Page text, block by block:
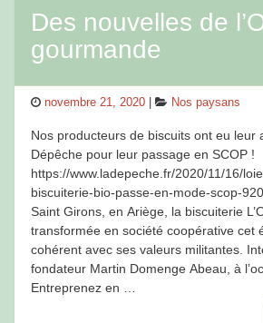
Des nouvelles de
gourmande
Posted
novembre 21, 2020 Categories
Nos paysans
Nos producteurs de biscuits ont eu leur
Dépêche pour leur passage en SCOP !
https://www.ladepeche.fr/2020/11/16/
biscuiterie-bio-passe-en-mode-scop-
Saint Girons, en Ariège, la biscuiterie
transformée en société coopérative cet
cohérent avec ses valeurs militantes.
fondateur Martin Domenge Abeau, à
Entreprenez en …